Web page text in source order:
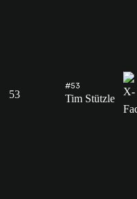
53
#53
Tim Stützle